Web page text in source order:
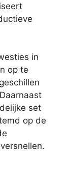
in
op te
set
op de